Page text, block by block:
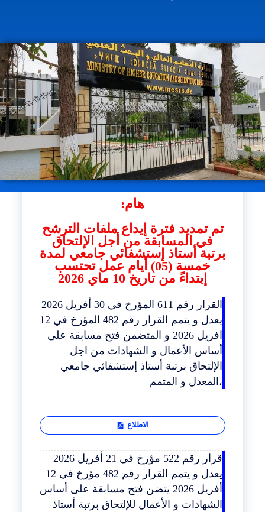
هام:
تم تمديد فترة إيداع ملفات الترشح
في المسابقةمن أجل الإلتحاق
برتبة أستاذ إستشفائي جامعي لمدة
خمسة (05) أيام عمل تحتسب
إبتداءً من تاريخ 10 ماي 2026
القرار رقم 611 المؤرخ في 30 أفريل 2026
يعدل و يتمم القرار رقم 482 المؤرخ في 12
افريل 2026 و المتضمن فتح مسابقة على
أساس الأعمال و الشهادات من اجل
الإلتحاق برتبة أستاذ إستشفائي جامعي
،المعدل و المتمم
الاطلاع
قرار رقم 522 مؤرخ في 21 أفريل 2026
يعدل و يتمم القرار رقم 482 مؤرخ في 12
أفريل 2026 يتضن فتح مسابقة على أساس
الشهادات و الأعمال للإلتحاق برتبة أستاذ